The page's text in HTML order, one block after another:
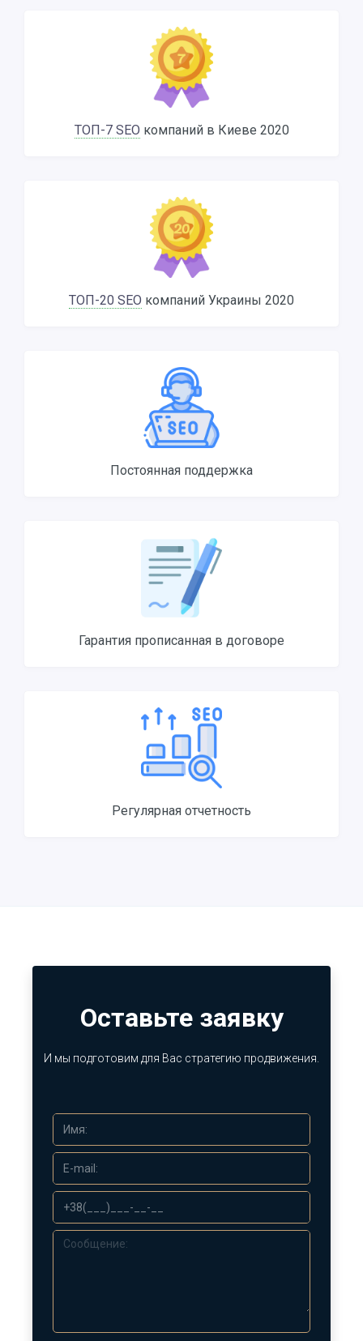
ТОП-7 SEO компаний в Киеве 2020
ТОП-20 SEO компаний Украины 2020
Постоянная поддержка
Гарантия прописанная в договоре
Регулярная отчетность
Оставьте заявку
И мы подготовим для Вас стратегию продвижения.